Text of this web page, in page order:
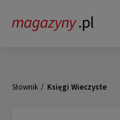
Słownik / Księgi Wieczyste